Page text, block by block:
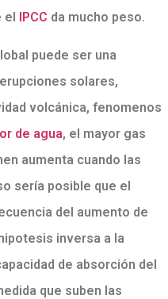
IPCC da mucho peso.
puede ser una
solares,
volcánica, fenomenos
de agua, el mayor gas
aumenta cuando las
sería posible que el
del aumento de
inversa a la
de absorción del
que suben las